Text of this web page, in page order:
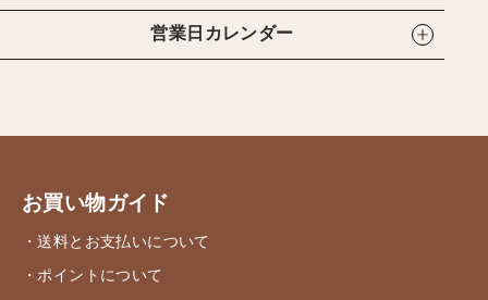
営業日カレンダー
お買い物ガイド
・送料とお支払いについて
・ポイントについて